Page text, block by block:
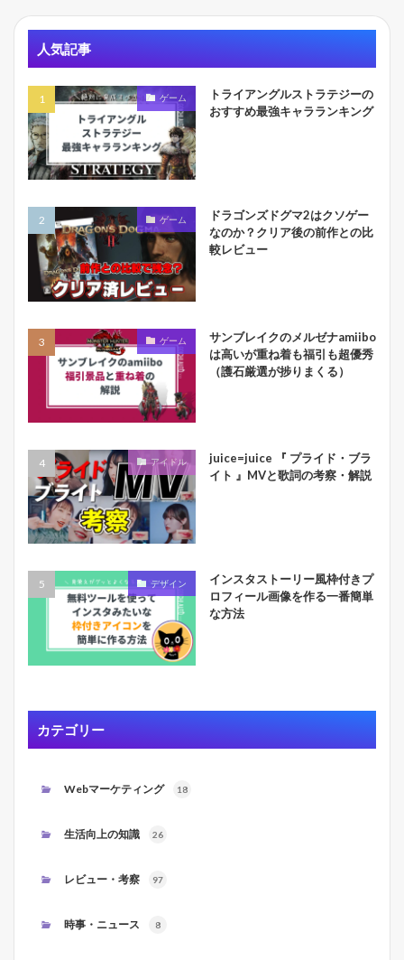
人気記事
ゲーム
トライアングルストラテジーの
おすすめ最強キャラランキング
ゲーム
ドラゴンズドグマ2はクソゲー
なのか？クリア後の前作との比
較レビュー
ゲーム
サンブレイクのメルゼナamiibo
は高いが重ね着も福引も超優秀
（護石厳選が捗りまくる）
アイドル
juice=juice 『 プライド・ブラ
イト 』MVと歌詞の考察・解説
デザイン
インスタストーリー風枠付きプ
ロフィール画像を作る一番簡単
な方法
カテゴリー
Webマーケティング 18
生活向上の知識 26
レビュー・考察 97
時事・ニュース 8